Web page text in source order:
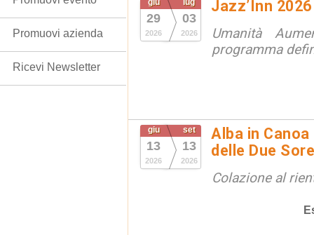
giu
29
2026
lug
03
2026
Jazz’Inn 2026
Umanità
programma
giu
13
2026
set
13
2026
Alba in
delle Due
Colazione al
Promuovi azienda
Ricevi Newsletter